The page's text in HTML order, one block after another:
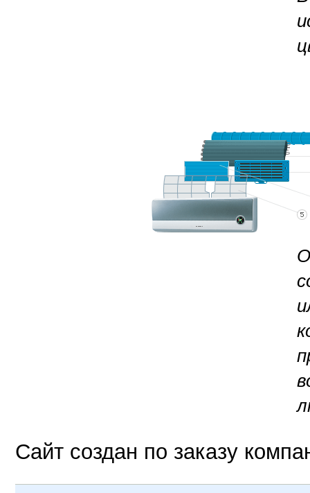
Сайт создан по заказу